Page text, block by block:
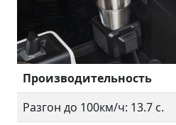
Производительность
Разгон до 100км/ч: 13.7 с.